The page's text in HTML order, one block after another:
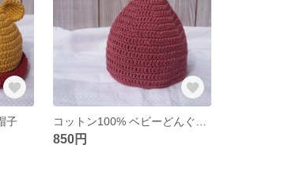
子
850円